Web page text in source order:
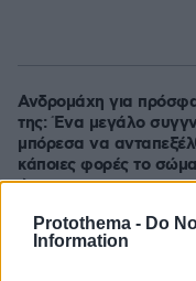
Protothema - Do
Information
Ανδρομάχη για
της: Ένα μεγάλο
μπόρεσα να
κάποιες φορές το
όχι
07.08.2026, 10:55